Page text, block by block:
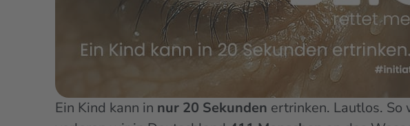
Ein Kind kann in nur 20 Sekunden ertrinken. Lautlos. So